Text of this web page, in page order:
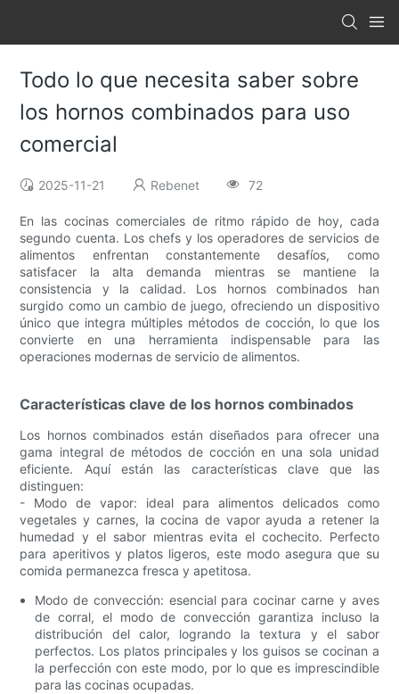
Todo lo que necesita saber sobre
los hornos combinados para uso
comercial
2025-11-21 Rebenet 72
En las cocinas comerciales de ritmo rápido de hoy, cada
segundo cuenta. Los chefs y los operadores de servicios de
alimentos enfrentan constantemente desafíos, como
satisfacer la alta demanda mientras se mantiene la
consistencia y la calidad. Los hornos combinados han
surgido como un cambio de juego, ofreciendo un dispositivo
único que integra múltiples métodos de cocción, lo que los
convierte en una herramienta indispensable para las
operaciones modernas de servicio de alimentos.
Características clave de los hornos combinados
Los hornos combinados están diseñados para ofrecer una
gama integral de métodos de cocción en una sola unidad
eficiente. Aquí están las características clave que las
distinguen:
- Modo de vapor: ideal para alimentos delicados como
vegetales y carnes, la cocina de vapor ayuda a retener la
humedad y el sabor mientras evita el cochecito. Perfecto
para aperitivos y platos ligeros, este modo asegura que su
comida permanezca fresca y apetitosa.
Modo de convección: esencial para cocinar carne y aves
de corral, el modo de convección garantiza incluso la
distribución del calor, logrando la textura y el sabor
perfectos. Los platos principales y los guisos se cocinan a
la perfección con este modo, por lo que es imprescindible
para las cocinas ocupadas.